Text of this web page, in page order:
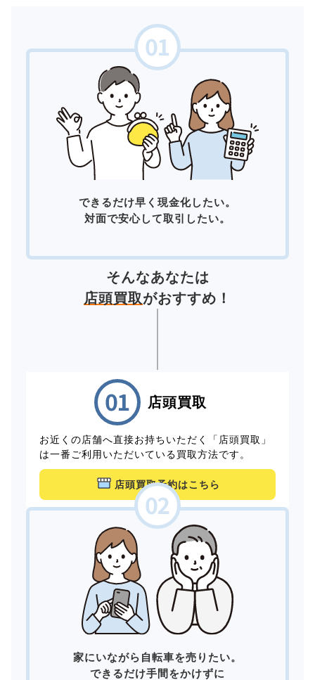
できるだけ早く現金化したい。
対面で安心して取引したい。
そんなあなたは
店頭買取がおすすめ！
店頭買取
お近くの店舗へ直接お持ちいただく「店頭買取」
は一番ご利用いただいている買取方法です。
店頭買取予約はこちら
家にいながら自転車を売りたい。
できるだけ手間をかけずに